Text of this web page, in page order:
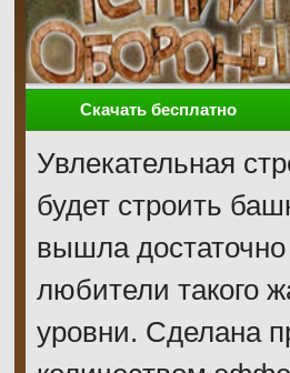
Скачать бесплатно
Увлекательная
будет строить
вышла
любители такого
уровни. Сделана